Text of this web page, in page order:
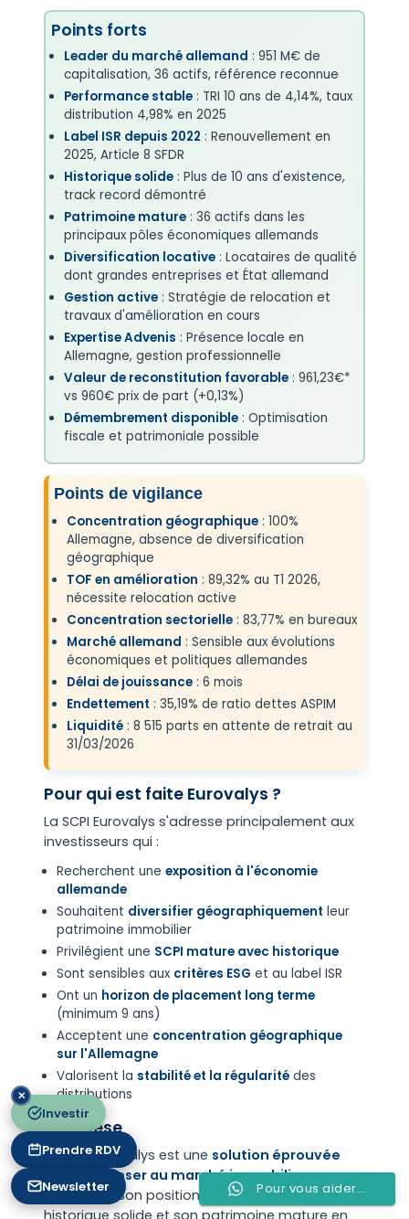
Points forts
Leader du marché allemand : 951 M€ de
capitalisation, 36 actifs, référence reconnue
Performance stable : TRI 10 ans de 4,14%, taux
distribution 4,98% en 2025
Label ISR depuis 2022 : Renouvellement en
2025, Article 8 SFDR
Historique solide : Plus de 10 ans d'existence,
track record démontré
Patrimoine mature : 36 actifs dans les
principaux pôles économiques allemands
Diversification locative : Locataires de qualité
dont grandes entreprises et État allemand
Gestion active : Stratégie de relocation et
travaux d'amélioration en cours
Expertise Advenis : Présence locale en
Allemagne, gestion professionnelle
Valeur de reconstitution favorable : 961,23€*
vs 960€ prix de part (+0,13%)
Démembrement disponible : Optimisation
fiscale et patrimoniale possible
Points de vigilance
Concentration géographique : 100%
Allemagne, absence de diversification
géographique
TOF en amélioration : 89,32% au T1 2026,
nécessite relocation active
Concentration sectorielle : 83,77% en bureaux
Marché allemand : Sensible aux évolutions
économiques et politiques allemandes
Délai de jouissance : 6 mois
Endettement : 35,19% de ratio dettes ASPIM
Liquidité : 8 515 parts en attente de retrait au
31/03/2026
Pour qui est faite Eurovalys ?
La SCPI Eurovalys s'adresse principalement aux
investisseurs qui :
Recherchent une exposition à l'économie
allemande
Souhaitent diversifier géographiquement leur
patrimoine immobilier
Privilégient une SCPI mature avec historique
Sont sensibles aux critères ESG et au label ISR
Ont un horizon de placement long terme
(minimum 9 ans)
Acceptent une concentration géographique
sur l'Allemagne
Valorisent la stabilité et la régularité des
distributions
Synthèse
La SCPI Eurovalys est une solution éprouvée
pour s'exposer au marché immobilier
allemand
. Son positionnement unique, son
Pour vous aider...
✕
Investir
Prendre RDV
Newsletter